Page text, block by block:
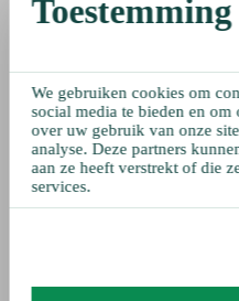
We gebruiken cookies om
social media te bieden en
over uw gebruik van onze
analyse. Deze partners
aan ze heeft verstrekt of die
services.